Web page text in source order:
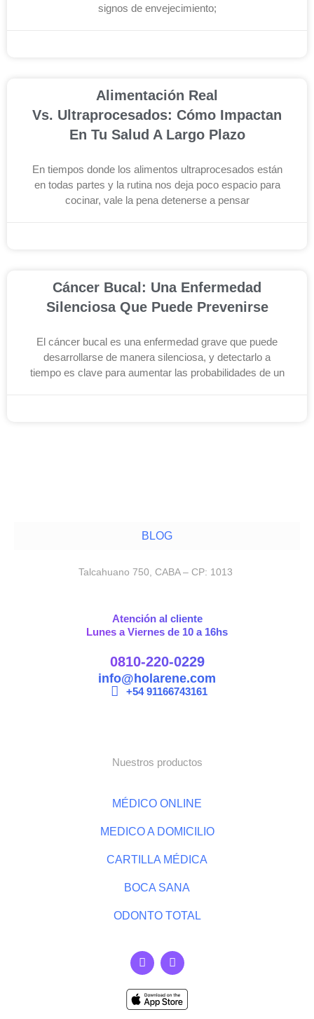
signos de envejecimiento;
Alimentación Real
Vs. Ultraprocesados: Cómo Impactan
En Tu Salud A Largo Plazo
En tiempos donde los alimentos ultraprocesados están
en todas partes y la rutina nos deja poco espacio para
cocinar, vale la pena detenerse a pensar
Cáncer Bucal: Una Enfermedad
Silenciosa Que Puede Prevenirse
El cáncer bucal es una enfermedad grave que puede
desarrollarse de manera silenciosa, y detectarlo a
tiempo es clave para aumentar las probabilidades de un
BLOG
Talcahuano 750, CABA – CP: 1013
Atención al cliente
Lunes a Viernes de 10 a 16hs
0810-220-0229
info@holarene.com
+54 91166743161
Nuestros productos
MÉDICO ONLINE
MEDICO A DOMICILIO
CARTILLA MÉDICA
BOCA SANA
ODONTO TOTAL
F
a
e
b
I
n
t
a